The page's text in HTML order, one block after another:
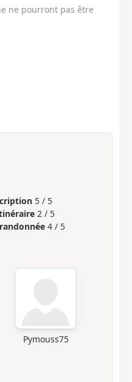
ne pourront pas être
5 / 5
2 / 5
4 / 5
Pymouss75